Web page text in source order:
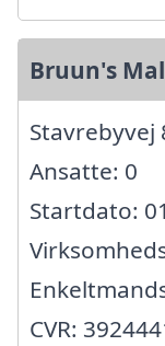
Bruun's
Stavrebyvej
Ansatte: 0
Startdato:
CVR: